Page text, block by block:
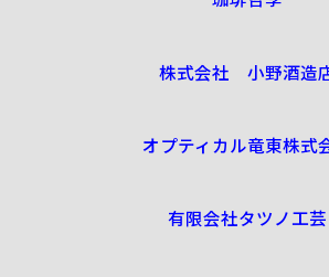
株式会社 小野酒造
オプティカル竜東株式
有限会社タツノ工芸